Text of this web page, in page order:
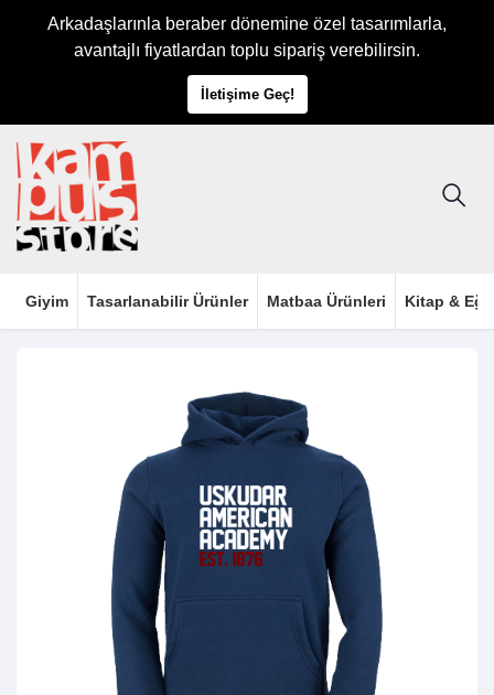
Arkadaşlarınla beraber dönemine özel tasarımlarla,
avantajlı fiyatlardan toplu sipariş verebilirsin.
İletişime Geç!
Giyim Tasarlanabilir Ürünler Matbaa Ürünleri Kitap &